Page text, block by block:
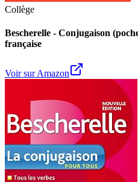
Collège
Bescherelle - Conjugaison
française
Voir sur Amazon